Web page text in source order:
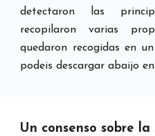
detectaron las
recopilaronvarias prop
quedaron recogidas en
podeis descargar abaijo
Un consenso sobre